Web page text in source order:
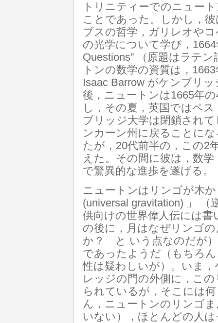
トリニティーでのニュー
ことであった。しかし，
ブスの哲学，ガリレオや
の光学について学び，
Questions” （原題はラテ
トンの数学の資質は，
Isaac Barrow がケンブリ
後，ニュートンは1665年
し，その夏，英国ではペ
ブリッジ大学は閉鎖され
ンカーン州に戻ることに
たが，20代前半の，この2
えた。その間に彼は，数
で驚異的な進歩を遂げる。
ニュートンはリンゴが木
(universal gravitation) 」
供向けの世界偉人伝には
の後に，月はなぜリンゴ
か？ と いう点なのだが
であったようだ（もちろ
性は疑わしいが）。いま
レッジの門の外側に，こ
られているが，そこには
ん，ニュートンのリンゴ
いない），ほとんどの人